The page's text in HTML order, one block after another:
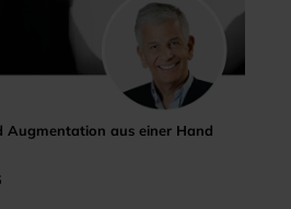
Augmentation aus einer Hand